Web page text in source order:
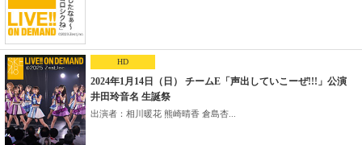
HD
2024年1月14日（日） チームE「声出していこーぜ!!!」公演
井田玲音名 生誕祭
出演者：相川暖花 熊崎晴香 倉島杏...